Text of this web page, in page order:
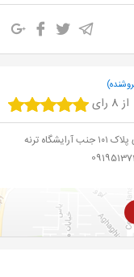
از 8 رای
ایت اله کاشانی بین بهنام و مهران ،ساختمان مهدی پلاک ۱۰۱ جنب آرایشگاه ترنه